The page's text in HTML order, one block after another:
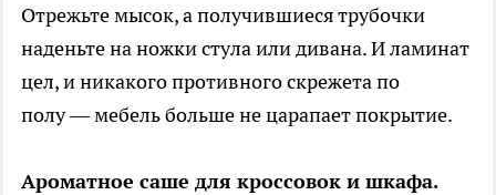
Отрежьте мысок, а получившиеся трубочки
наденьте на ножки стула или дивана. И ламинат
цел, и никакого противного скрежета по
полу — мебель больше не царапает покрытие.
Ароматное саше для кроссовок и шкафа.